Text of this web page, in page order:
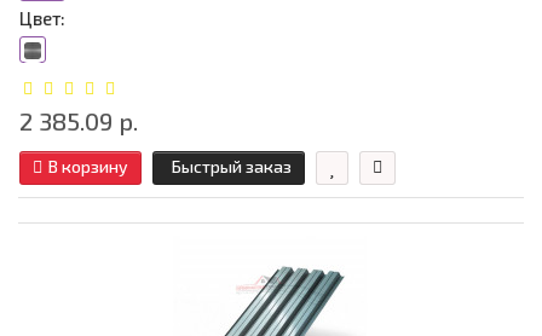
Цвет:
2 385.09 р.
В корзину Быстрый заказ